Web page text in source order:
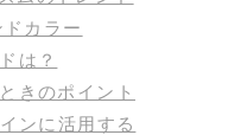
カラー
は？
きのポイント
ンに活用する